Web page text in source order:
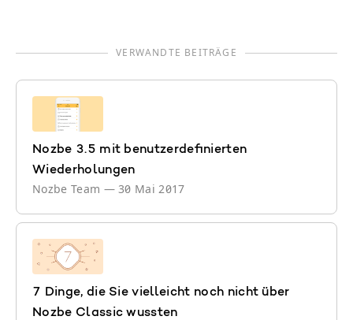
VERWANDTE BEITRÄGE
Nozbe 3.5 mit benutzerdefinierten
Wiederholungen
Nozbe Team —30 Mai 2017
7 Dinge, die Sie vielleicht noch nicht über
Nozbe Classic wussten